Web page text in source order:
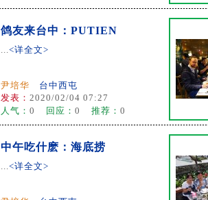
鸽友来台中：PUTIEN
...<详全文>
尹培华
台中西屯
发表： 2020/02/04 07:27
人气： 0 回应： 0 推荐： 0
中午吃什麽：海底捞
...<详全文>